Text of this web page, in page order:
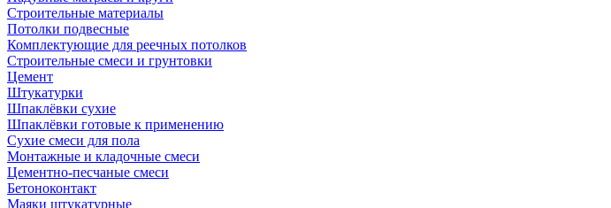
Строительные материалы
Потолки подвесные
Комплектующие для реечных потолков
Строительные смеси и грунтовки
Цемент
Штукатурки
Шпаклёвки сухие
Шпаклёвки готовые к применению
Сухие смеси для пола
Монтажные и кладочные смеси
Цементно-песчаные смеси
Бетоноконтакт
Маяки штукатурные